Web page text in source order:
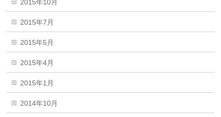
2015年10月
2015年7月
2015年5月
2015年4月
2015年1月
2014年10月